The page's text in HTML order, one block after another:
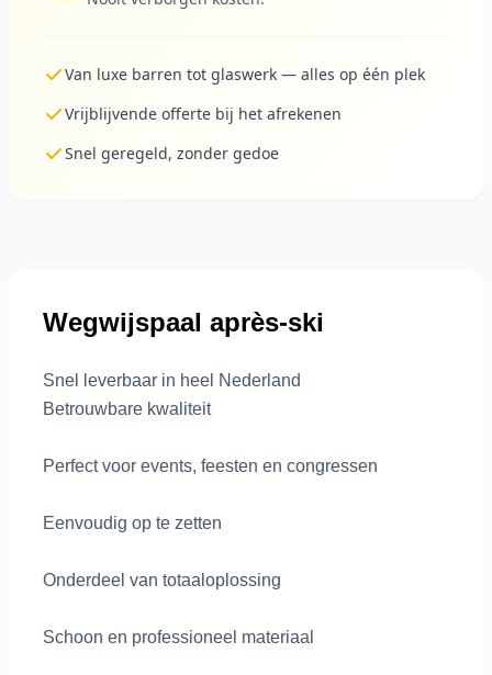
Van luxe barren tot glaswerk — alles op één plek
Vrijblijvende offerte bij het afrekenen
Snel geregeld, zonder gedoe
Wegwijspaal après-ski
Snel leverbaar in heel Nederland
Betrouwbare kwaliteit
Perfect voor events, feesten en congressen
Eenvoudig op te zetten
Onderdeel van totaaloplossing
Schoon en professioneel materiaal